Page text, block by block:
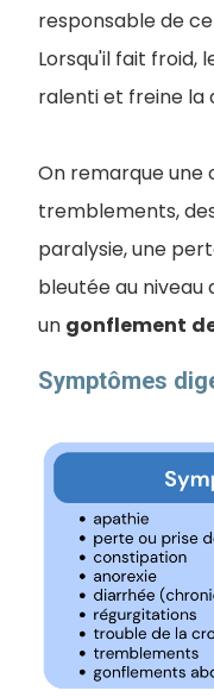
responsable de
Lorsqu'il fait froid,
ralenti et freine la
On remarque une
tremblements,
paralysie, une
bleutée au niveau
un gonflement
Symptômes